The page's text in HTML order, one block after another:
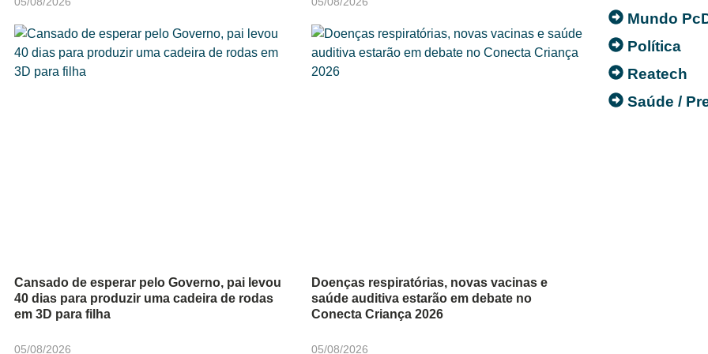
Cansado de esperar pelo Governo, pai levou
40 dias para produzir uma cadeira de rodas
em 3D para filha
05/08/2026
Doenças respiratórias, novas vacinas e
saúde auditiva estarão em debate no
Conecta Criança 2026
05/08/2026
Mundo
Política
Reatech
Saúde /